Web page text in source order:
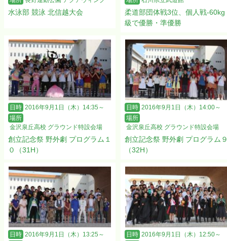
水泳部 競泳 北信越大会
柔道部団体戦3位、個人戦-60kg
級で優勝・準優勝
日時 2016年9月1日（木）14:35～
場所
金沢泉丘高校 グラウンド特設会場
創立記念祭 野外劇 プログラム１
０（31H）
日時 2016年9月1日（木）14:00～
場所
金沢泉丘高校 グラウンド特設会場
創立記念祭 野外劇 プログラム
（32H）
日時 2016年9月1日（木）13:25～
日時 2016年9月1日（木）12:50～